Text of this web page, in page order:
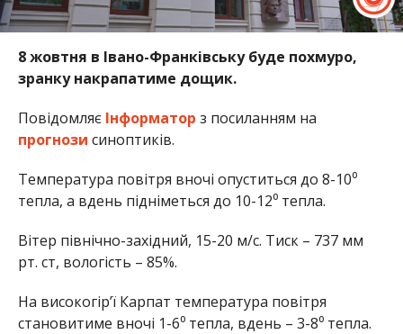
8 жовтня в Івано-Франківську буде похмуро,
зранку накрапатиме дощик.
Повідомляє Інформатор з посиланням на
прогнози синоптиків.
Температура повітря вночі опуститься до 8-10⁰
тепла, а вдень підніметься до 10-12⁰ тепла.
Вітер північно-західний, 15-20 м/с. Тиск – 737 мм
рт. ст, вологість – 85%.
На високогір’ї Карпат температура повітря
становитиме вночі 1-6⁰ тепла, вдень – 3-8⁰ тепла.